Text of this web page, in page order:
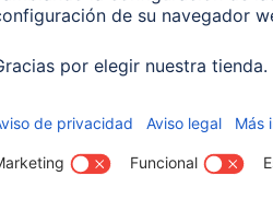
Hama Bombilla Led Inteligente
9,99 EUR